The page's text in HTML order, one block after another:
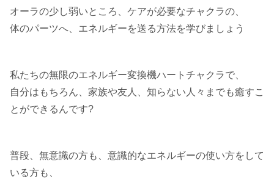
オーラの少し弱いところ、ケアが必要なチャクラの、
体のパーツへ、エネルギーを送る方法を学びましょう
私たちの無限のエネルギー変換機ハートチャクラで、
自分はもちろん、家族や友人、知らない人々までも癒すこ
とができるんです?
普段、無意識の方も、意識的なエネルギーの使い方をして
いる方も、